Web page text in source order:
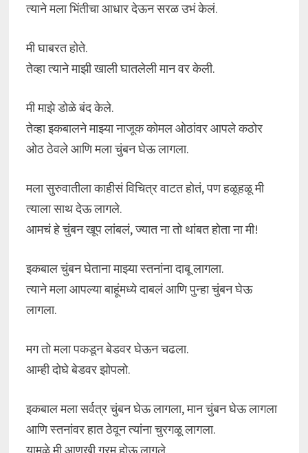
त्याने मला भिंतीचा आधार देऊन सरळ उभं केलं.
मी घाबरत होते.
तेव्हा त्याने माझी खाली घातलेली मान वर केली.
मी माझे डोळे बंद केले.
तेव्हा इकबालने माझ्या नाजूक कोमल ओठांवर आपले कठोर
ओठ ठेवले आणि मला चुंबन घेऊ लागला.
मला सुरुवातीला काहीसं विचित्र वाटत होतं, पण हळूहळू मी
त्याला साथ देऊ लागले.
आमचं हे चुंबन खूप लांबलं, ज्यात ना तो थांबत होता ना मी!
इकबाल चुंबन घेताना माझ्या स्तनांना दाबू लागला.
त्याने मला आपल्या बाहूंमध्ये दाबलं आणि पुन्हा चुंबन घेऊ
लागला.
मग तो मला पकडून बेडवर घेऊन चढला.
आम्ही दोघे बेडवर झोपलो.
इकबाल मला सर्वत्र चुंबन घेऊ लागला, मान चुंबन घेऊ लागला
आणि स्तनांवर हात ठेवून त्यांना चुरगळू लागला.